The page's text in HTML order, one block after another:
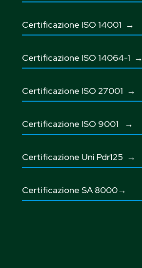
Certificazione ISO 14001 →
Certificazione ISO 14064-1 →
Certificazione ISO 27001 →
Certificazione ISO 9001 →
Certificazione Uni Pdr125 →
Certificazione SA 8000→